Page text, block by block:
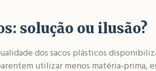
solução ou ilusão?
dos sacos plásticos
utilizar menos matéria-prima,